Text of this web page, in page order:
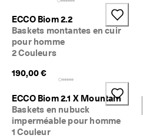
ECCO Biom 2.2
Baskets montantes en cuir
pour homme
2 Couleurs
190,00 €
ECCO Biom 2.1 X Mountain
Baskets en nubuck
imperméable pour homme
1 Couleur